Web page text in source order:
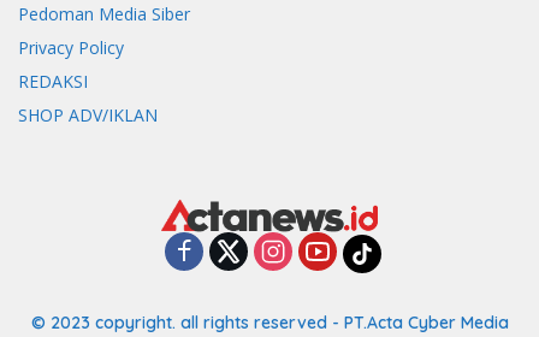
Pedoman Media Siber
Privacy Policy
REDAKSI
SHOP ADV/IKLAN
© 2023 copyright. all rights reserved - PT.Acta Cyber Media